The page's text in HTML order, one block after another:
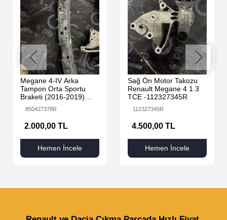
Megane 4-IV Arka
Tampon Orta Sportu
Braketi (2016-2019)
Mais
850427378R
2.000,00 TL
Hemen İncele
Sağ Ön Motor Takozu
Renault Megane 4 1.3
TCE -112327345R
112327345R
4.500,00 TL
Hemen İncele